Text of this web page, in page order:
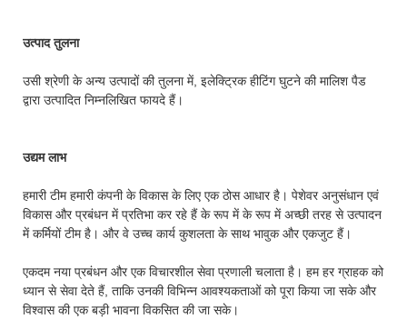
उत्पाद तुलना
उसी श्रेणी के अन्य उत्पादों की तुलना में, इलेक्ट्रिक हीटिंग घुटने की मालिश पैड
द्वारा उत्पादित निम्नलिखित फायदे हैं।
उद्यम लाभ
हमारी टीम हमारी कंपनी के विकास के लिए एक ठोस आधार है। पेशेवर अनुसंधान एवं
विकास और प्रबंधन में प्रतिभा कर रहे हैं के रूप में के रूप में अच्छी तरह से उत्पादन
में कर्मियों टीम है। और वे उच्च कार्य कुशलता के साथ भावुक और एकजुट हैं।
एकदम नया प्रबंधन और एक विचारशील सेवा प्रणाली चलाता है। हम हर ग्राहक को
ध्यान से सेवा देते हैं, ताकि उनकी विभिन्न आवश्यकताओं को पूरा किया जा सके और
विश्वास की एक बड़ी भावना विकसित की जा सके।